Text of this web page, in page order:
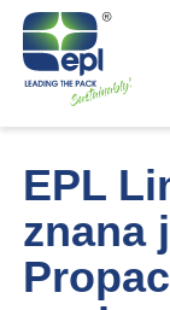
EPL
znana